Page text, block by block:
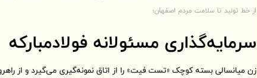
از خط تولید تا سلامت مردم اصفهان؛
سرمایه‌گذاری مسئولانه فولادمبارکه
زن میانسالی بسته کوچک «تست فیت» را از اتاق نمونه‌گیری می‌گیرد و از